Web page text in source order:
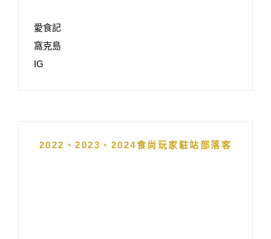
愛食記
窩克島
IG
2022、2023、2024食尚玩家駐站部落客